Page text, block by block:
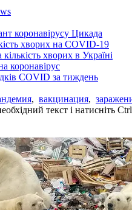
коронавірусу Цикада
хворих на COVID-19
хворих в Україні
коронавірус
COVID за тиждень
, вакцинация,
текст і натисніть